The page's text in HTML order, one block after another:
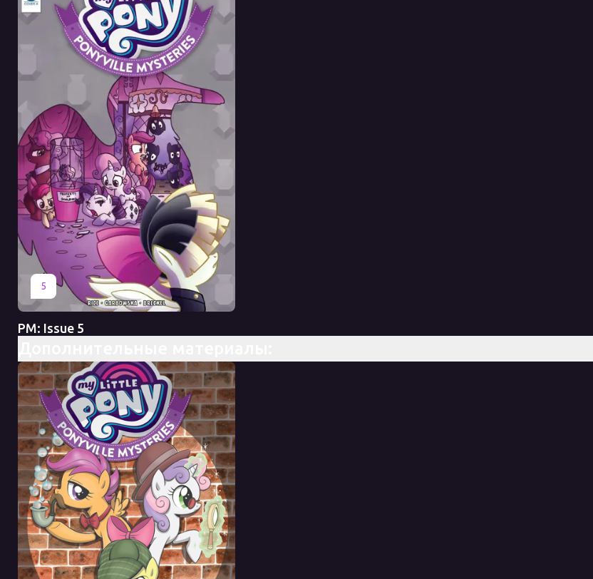
5Оригинал Перевод
PM: Issue 5